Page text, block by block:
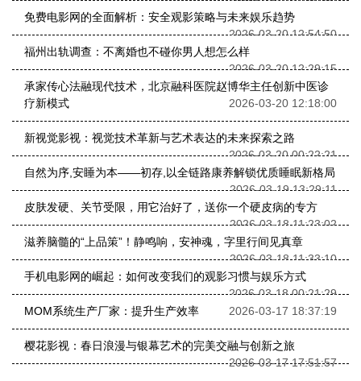
免费电影网的全面解析：安全观影策略与未来娱乐趋势
2026-03-20 12:54:50
福州出轨调查：不离婚也不碰你男人想怎么样
2026-03-20 12:29:15
承家传心法融现代技术，北京融科医院赵博华主任创新中医诊
疗新模式
2026-03-20 12:18:00
新视觉影视：视觉技术革新与艺术表达的未来探索之路
2026-03-20 00:22:21
自然为序,安睡为本——初存,以全链路康养解锁优质睡眠新格局
2026-03-19 13:29:11
皮肤发硬、关节受限，用它治好了，送你一个硬皮病的专方
2026-03-18 11:23:02
滋养脑髓的“上品策”！静鸣响，安神魂，字里行间见真章
2026-03-18 11:33:10
手机电影网的崛起：如何改变我们的观影习惯与娱乐方式
2026-03-18 00:21:29
MOM系统生产厂家：提升生产效率
2026-03-17 18:37:19
樱花影视：春日浪漫与银幕艺术的完美交融与创新之旅
2026-03-17 17:51:57